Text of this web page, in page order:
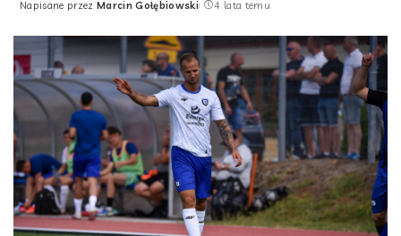
Posted
Napisane przez Marcin Gołębiowski 4 lata temu